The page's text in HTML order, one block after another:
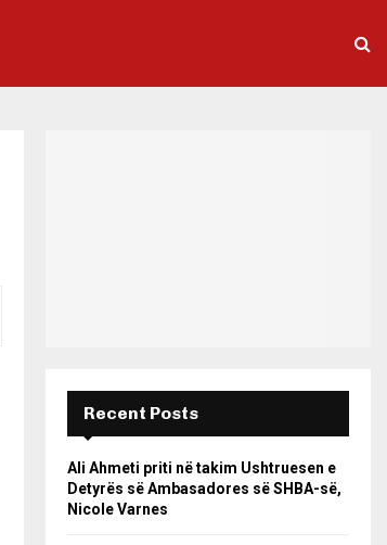
Recent Posts
Ali Ahmeti priti në takim Ushtruesen e
Detyrës së Ambasadores së SHBA-së,
Nicole Varnes